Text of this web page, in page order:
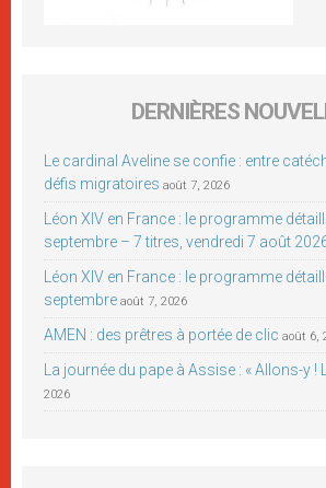
DERNIÈRES
Le cardinal Aveline se confie : entre
défis migratoires août 7, 2026
Léon XIV en France : le programme
septembre – 7 titres, vendredi 7 août
Léon XIV en France : le programme
septembre août 7, 2026
AMEN : des prêtres à portée de clic août 6,
La journée du pape à Assise : « Allons-y !
2026